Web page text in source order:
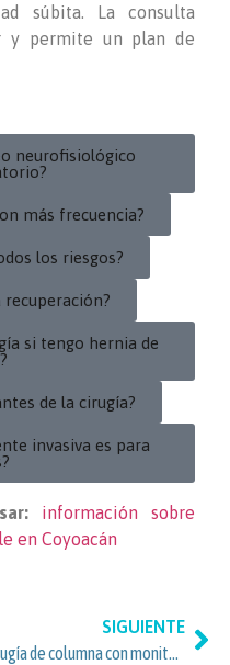
súbita. La consulta
y permite un plan de
neurofisiológico
más frecuencia?
los riesgos?
si tengo hernia de
de la cirugía?
invasiva es para
información sobre
en Coyoacán
SIGUIENTE
Cirugía de columna con monitoreo neurofisiológico en Churubusco Country, Coyoacán